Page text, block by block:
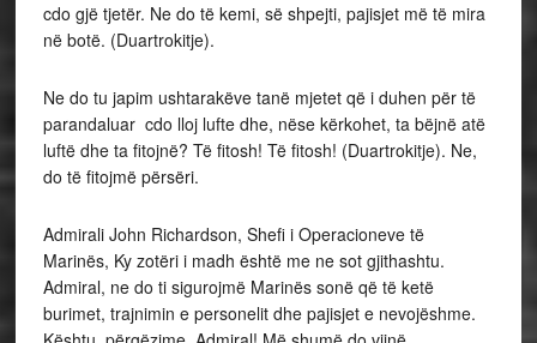
cdo gjë tjetër. Ne do të kemi, së shpejti, pajisjet më të mira
në botë. (Duartrokitje).
Ne do tu japim ushtarakëve tanë mjetet që i duhen për të
parandaluar cdo lloj lufte dhe, nëse kërkohet, ta bëjnë atë
luftë dhe ta fitojnë? Të fitosh! Të fitosh! (Duartrokitje). Ne,
do të fitojmë përsëri.
Admirali John Richardson, Shefi i Operacioneve të
Marinës, Ky zotëri i madh është me ne sot gjithashtu.
Admiral, ne do ti sigurojmë Marinës sonë që të ketë
burimet, trajnimin e personelit dhe pajisjet e nevojëshme.